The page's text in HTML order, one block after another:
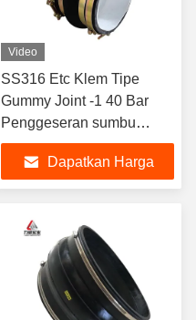
Video
SS316 Etc Klem Tipe
Gummy Joint -1 40 Bar
Penggeseran sumbu
Penggeseran radial TYPE
Dapatkan Harga